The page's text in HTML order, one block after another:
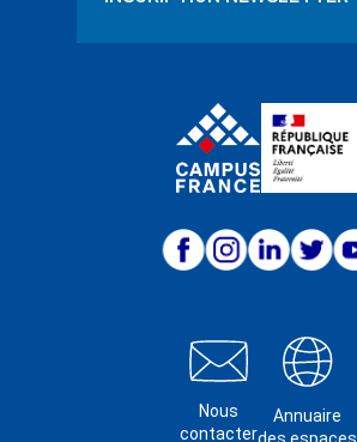
Nous
contacter
Annuaire
des espaces